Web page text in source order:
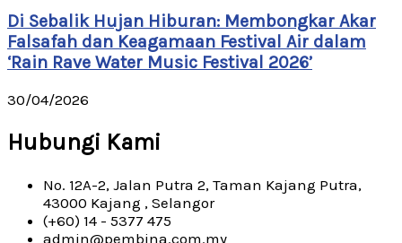
Di Sebalik Hujan Hiburan: Membongkar Akar
Falsafah dan Keagamaan Festival Air dalam
‘Rain Rave Water Music Festival 2026’
30/04/2026
Hubungi Kami
No. 12A-2, Jalan Putra 2, Taman Kajang Putra,
43000 Kajang , Selangor
(+60) 14 - 5377 475
admin@pembina.com.my